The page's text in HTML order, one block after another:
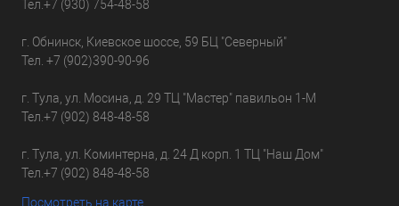
Тел. +7 (930) 754-48-58
г. Обнинск, Киевское шоссе, 59 БЦ "Северный"
Тел. +7 (902)390-90-96
г. Тула, ул. Мосина, д. 29 ТЦ "Мастер" павильон 1-М
Тел. +7 (902) 848-48-58
г. Тула, ул. Коминтерна, д. 24 Д корп. 1 ТЦ "Наш Дом"
Тел. +7 (902) 848-48-58
Посмотреть на карте